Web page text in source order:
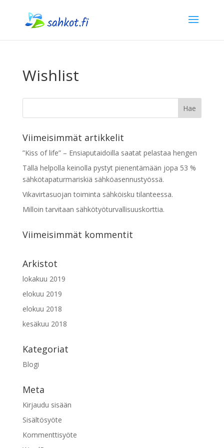
Wishlist
Viimeisimmät artikkelit
”Kiss of life” – Ensiaputaidoilla saatat pelastaa hengen
Tällä helpolla keinolla pystyt pienentämään jopa 53 %
sähkötapaturmariskiä sähköasennustyössä.
Vikavirtasuojan toiminta sähköisku tilanteessa.
Milloin tarvitaan sähkötyöturvallisuuskorttia.
Viimeisimmät kommentit
Arkistot
lokakuu 2019
elokuu 2019
elokuu 2018
kesäkuu 2018
Kategoriat
Blogi
Meta
Kirjaudu sisään
Sisältösyöte
Kommenttisyöte